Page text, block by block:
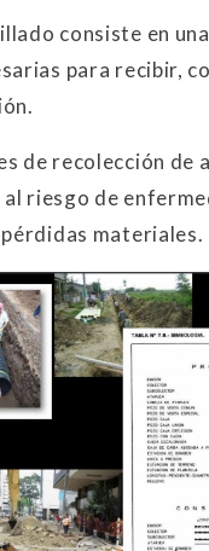
consiste en
para recibir,
de recolección de
riesgo de
materiales.